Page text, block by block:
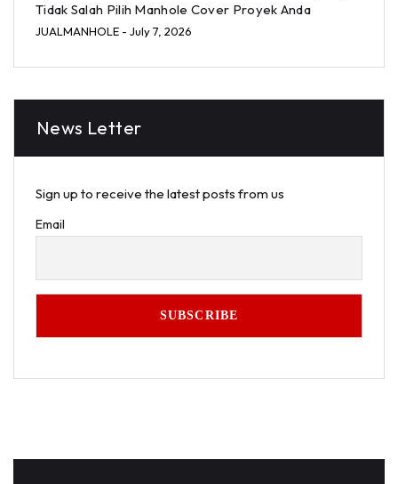
Tidak Salah Pilih Manhole Cover Proyek Anda
JUALMANHOLE - July 7, 2026
News Letter
Sign up to receive the latest posts from us
Email